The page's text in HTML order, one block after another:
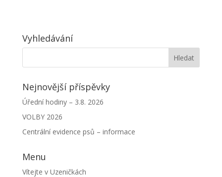
Vyhledávání
Nejnovější příspěvky
Úřední hodiny – 3.8. 2026
VOLBY 2026
Centrální evidence psů – informace
Menu
Vítejte v Uzeničkách